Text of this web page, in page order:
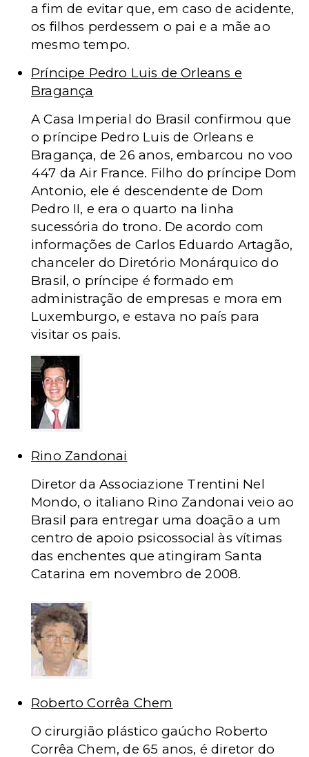
a fim de evitar que, em caso de acidente,
os filhos perdessem o pai e a mãe ao
mesmo tempo.
Príncipe Pedro Luis de Orleans e
Bragança
A Casa Imperial do Brasil confirmou que
o príncipe Pedro Luis de Orleans e
Bragança, de 26 anos, embarcou no voo
447 da Air France. Filho do príncipe Dom
Antonio, ele é descendente de Dom
Pedro II, e era o quarto na linha
sucessória do trono. De acordo com
informações de Carlos Eduardo Artagão,
chanceler do Diretório Monárquico do
Brasil, o príncipe é formado em
administração de empresas e mora em
Luxemburgo, e estava no país para
visitar os pais.
Rino Zandonai
Diretor da Associazione Trentini Nel
Mondo, o italiano Rino Zandonai veio ao
Brasil para entregar uma doação a um
centro de apoio psicossocial às vítimas
das enchentes que atingiram Santa
Catarina em novembro de 2008.
Roberto Corrêa Chem
O cirurgião plástico gaúcho Roberto
Corrêa Chem, de 65 anos, é diretor do